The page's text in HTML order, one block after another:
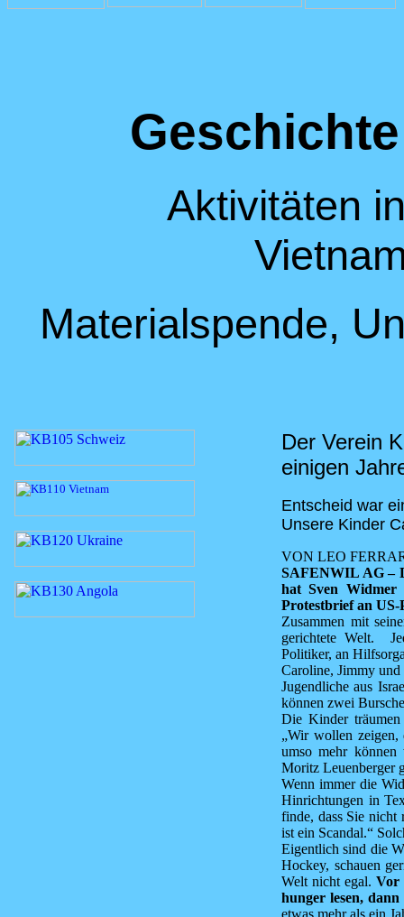
Aktivitäten
Materialspende,
Der Verein
einigen
Entscheid war
Unsere Kinder
VON LEO
SAFENWIL AG –
hat Sven Widmer
Protestbrief an US-
Zusammen mit
gerichtete Welt.
Politiker, an
Caroline, Jimmy
Jugendliche aus
können zwei
Die Kinder
„Wir wollen
umso mehr können
Moritz Leuenberger
Wenn immer die
Hinrichtungen in
finde, dass Sie nicht
ist ein Scandal.“
Eigentlich sind die
Hockey, schauen
Welt nicht egal. Vor
hunger lesen,
etwas mehr als ein